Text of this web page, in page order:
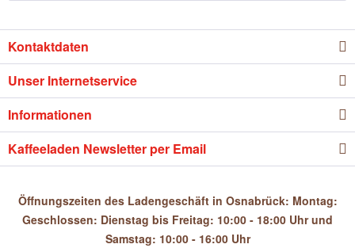
Kontaktdaten
Unser Internetservice
Informationen
Kaffeeladen Newsletter per Email
Öffnungszeiten des Ladengeschäft in Osnabrück: Montag:
Geschlossen: Dienstag bis Freitag: 10:00 - 18:00 Uhr und
Samstag: 10:00 - 16:00 Uhr